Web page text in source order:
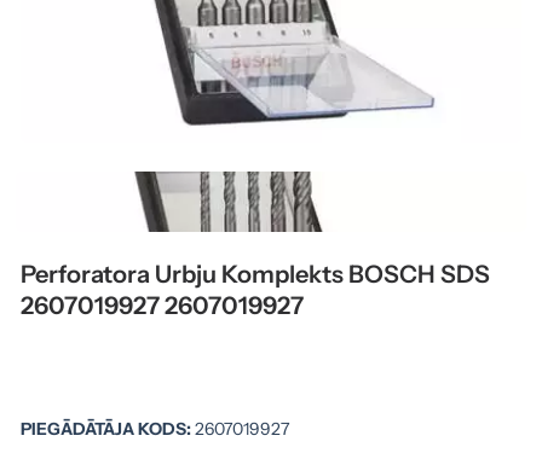
Perforatora Urbju Komplekts BOSCH SDS
2607019927 2607019927
PIEGĀDĀTĀJA KODS:2607019927